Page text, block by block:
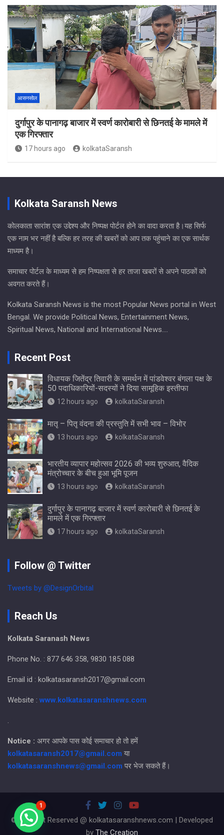
आसनसोल
दुर्गापुर के पानागढ़ बाजार में स्वर्ण कारोबारी से छिनतई के मामले में
एक गिरफ्तार
17 hours ago kolkataSaransh
Kolkata Saransh News
कोलकाता सारांश एक उद्देश्य और निष्पक्ष पोर्टल होने का वादा करता है।यह सिर्फ
एक नाम भर नहीं है बल्कि हर तरह की खबरों को आप तक पहुंचाने का एक सार्थक
माध्यम है।
समाचार पोर्टल के माध्यम से हम निष्पक्षता से हर ताजा खबरों से अपने पाठकों को
अवगत करते हैं।
Kolkata Saransh News is the most Popular News portal in West
Bengal. We provide Political News, Entertainment News,
Spiritual News, National and International News….
Recent Post
विधायक जितेंद्र तिवारी के समर्थन में पांडवेश्वर बंगला पक्ष के
50 पदाधिकारियों-सदस्यों ने दिया सामूहिक इस्तीफा
12 hours ago kolkataSaransh
मातृ – पितृ वंदना की प्रस्तुति में सभी भाव – विभोर
13 hours ago kolkataSaransh
भारतीय व्यापार महोत्सव 2026 की भव्य शुरुआत, वैदिक
मंत्रोच्चार के बीच हुआ भूमि पूजन
13 hours ago kolkataSaransh
दुर्गापुर के पानागढ़ बाजार में स्वर्ण कारोबारी से छिनतई के
मामले में एक गिरफ्तार
17 hours ago kolkataSaransh
Follow @ Twitter
Tweets by @DesignOrbital
Reach Us
Kolkata Saranash News
Phone No. : 877 646 358, 9830 185 088
Email id : kolkatasaransh2017@gmail.com
Website : www.kolkatasaranshnews.com
.
Notice : अगर आपके पास कोई समाचार हो तो हमें
kolkatasaransh2017@gmail.com या
kolkatasaranshnews@gmail.com पर भेज सकते हैं।
© All Right Reserved @ kolkatasaranshnews.com | Developed
by The Creation
1